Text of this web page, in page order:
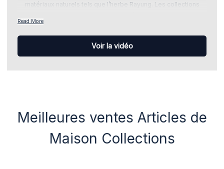
matériaux naturels tels que l’herbe Rayung. Les collections
nichoirs, des paniers en herbe de mer, des lampes en rotin et
d’autres produits qui apportent chaleur et caractère à chaque
espace.
Notre objectif est de vous fournir des produits pour la maison
Read More
Voir la vidéo
Meilleures ventes Articles de
Maison Collections